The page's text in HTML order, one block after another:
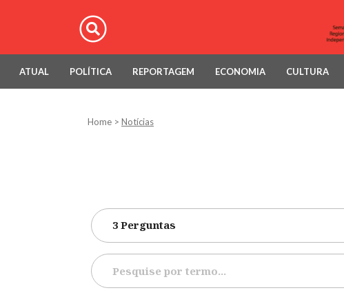
ATUAL POLÍTICA REPORTAGEM ECONOMIA CULTURA
Home > Notícias
3 Perguntas